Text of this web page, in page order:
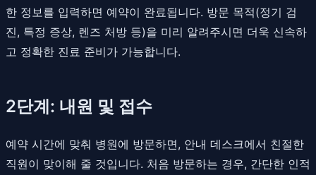
한 정보를 입력하면 예약이 완료됩니다. 방문 목적(정기 검
진, 특정 증상, 렌즈 처방 등)을 미리 알려주시면 더욱 신속하
고 정확한 진료 준비가 가능합니다.
2단계: 내원 및 접수
예약 시간에 맞춰 병원에 방문하면, 안내 데스크에서 친절한
직원이 맞이해 줄 것입니다. 처음 방문하는 경우, 간단한 인적